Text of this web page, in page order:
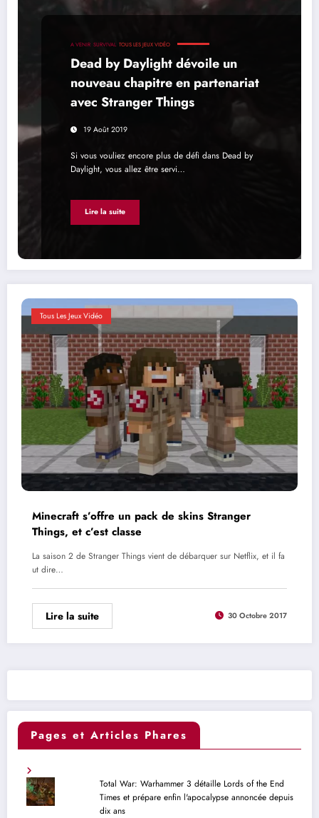
A VENIR SURVIVAL TOUS LES JEUX VIDÉO
Dead by Daylight dévoile un
nouveau chapitre en partenariat
avec Stranger Things
19 Août 2019
Si vous vouliez encore plus de défi dans Dead by
Daylight, vous allez être servi…
Lire la suite
Tous Les Jeux Vidéo
Minecraft s’offre un pack de skins Stranger
Things, et c’est classe
La saison 2 de Stranger Things vient de débarquer sur Netflix, et il fa
ut dire…
Lire la suite 30 Octobre 2017
Pages et Articles Phares
Total War: Warhammer 3 détaille Lords of the End
Times et prépare enfin l'apocalypse annoncée depuis
dix ans